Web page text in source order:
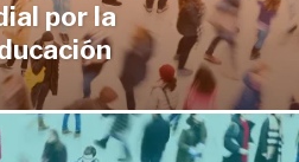
por la